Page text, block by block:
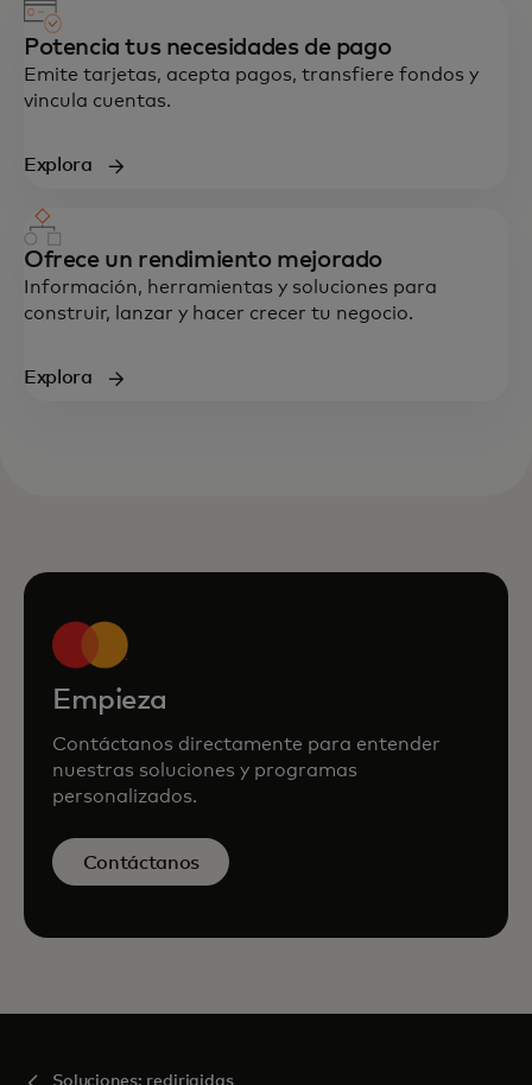
Potencia tus necesidades de pago
Emite tarjetas, acepta pagos, transfiere fondos y
vincula cuentas.
Explora
Ofrece un rendimiento mejorado
Información, herramientas y soluciones para
construir, lanzar y hacer crecer tu negocio.
Explora
Empieza
Contáctanos directamente para entender
nuestras soluciones y programas
personalizados.
Contáctanos